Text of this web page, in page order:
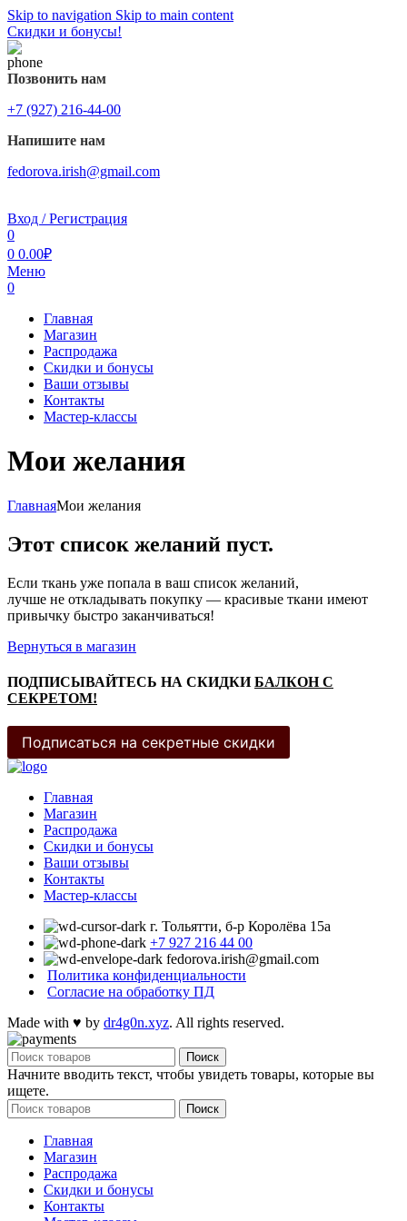
Skip to navigation Skip to main content
Скидки и бонусы!
Позвонить нам
+7 (927) 216-44-00
Напишите нам
fedorova.irish@gmail.com
Вход / Регистрация
0
0 0.00₽
Меню
0
Главная
Магазин
Распродажа
Cкидки и бонусы
Ваши отзывы
Контакты
Мастер-классы
Мои желания
ГлавнаяМои желания
Этот список желаний пуст.
Если ткань уже попала в ваш список желаний,
лучше не откладывать покупку — красивые ткани имеют
привычку быстро заканчиваться!
Вернуться в магазин
ПОДПИСЫВАЙТЕСЬ НА СКИДКИБАЛКОН С
СЕКРЕТОМ!
Подписаться на секретные скидки
Главная
Магазин
Распродажа
Cкидки и бонусы
Ваши отзывы
Контакты
Мастер-классы
г. Тольятти, б-р Королёва 15а
+7 927 216 44 00
fedorova.irish@gmail.com
Политика конфиденциальности
Согласие на обработку ПД
Made with ♥ by dr4g0n.xyz. All rights reserved.
Поиск
Начните вводить текст, чтобы увидеть товары, которые вы
ищете.
Поиск
Главная
Магазин
Распродажа
Cкидки и бонусы
Контакты